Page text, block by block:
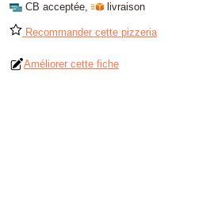
CB acceptée, livraison
Recommander cette pizzeria
Améliorer cette fiche